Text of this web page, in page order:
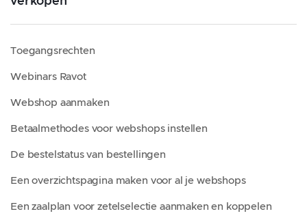
Toegangsrechten
Webinars Ravot
Webshop aanmaken
Betaalmethodes voor webshops instellen
De bestelstatus van bestellingen
Een overzichtspagina maken voor al je webshops
Een zaalplan voor zetelselectie aanmaken en koppelen